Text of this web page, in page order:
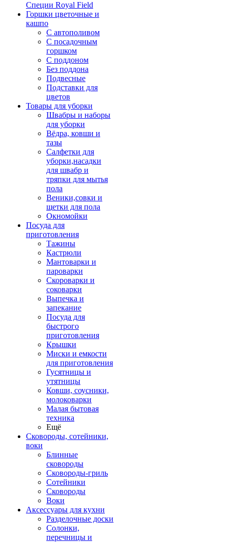
Специи Royal Field
Горшки цветочные и
кашпо
С автополивом
С посадочным
горшком
С поддоном
Без поддона
Подвесные
Подставки для
цветов
Товары для уборки
Швабры и наборы
для уборки
Вёдра, ковши и
тазы
Салфетки для
уборки,насадки
для швабр и
тряпки для мытья
пола
Веники,совки и
щетки для пола
Окномойки
Посуда для
приготовления
Тажины
Кастрюли
Мантоварки и
пароварки
Скороварки и
соковарки
Выпечка и
запекание
Посуда для
быстрого
приготовления
Крышки
Миски и емкости
для приготовления
Гусятницы и
утятницы
Ковши, соусники,
молоковарки
Малая бытовая
техника
Ещё
Сковороды, сотейники,
воки
Блинные
сковороды
Сковороды-гриль
Сотейники
Сковороды
Воки
Аксессуары для кухни
Разделочные доски
Солонки,
перечницы и